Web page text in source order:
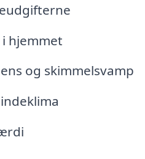
hjemmet
og skimmelsvamp